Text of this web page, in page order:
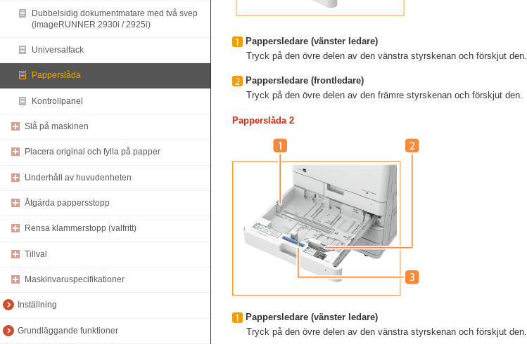
Dubbelsidig dokumentmatare med två svep
(imageRUNNER 2930i / 2925i)
Universalfack
Papperslåda
Kontrollpanel
Slå på maskinen
Placera original och fylla på papper
Underhåll av huvudenheten
Åtgärda pappersstopp
Rensa klammerstopp (valfritt)
Tillval
Maskinvaruspecifikationer
Inställning
Grundläggande funktioner
Pappersledare (vänster ledare)
Tryck på den övre delen av den vänstra styrskenan och förskjut den.
Pappersledare (frontledare)
Tryck på den övre delen av den främre styrskenan och förskjut den.
Papperslåda 2
Pappersledare (vänster ledare)
Tryck på den övre delen av den vänstra styrskenan och förskjut den.